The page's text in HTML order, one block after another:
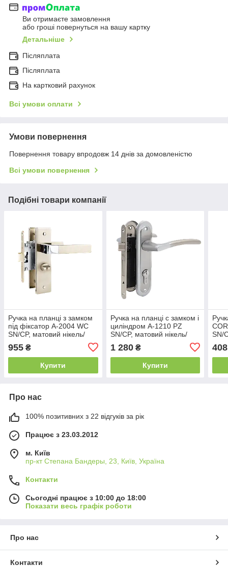
Ви отримаєте замовлення
або гроші повернуться на вашу картку
Детальніше
Післяплата
Післяплата
На картковий рахунок
Всі умови оплати
Умови повернення
Повернення товару впродовж 14 днів за домовленістю
Всі умови повернення
Подібні товари компанії
Ручка на планці з замком
під фіксатор A-2004 WC
SN/CP, матовий нікель/
955 ₴
Купити
Ручка на планці с замком і
циліндром A-1210 PZ
SN/CP, матовий нікель/
1 280₴
Купити
SN/
408
Про нас
100% позитивних з 22 відгуків за рік
Працює з 23.03.2012
м. Київ
пр-кт Степана Бандеры, 23, Київ, Україна
Контакти
Сьогодні працює з 10:00 до 18:00
Показати весь графік роботи
Про нас
Контакти